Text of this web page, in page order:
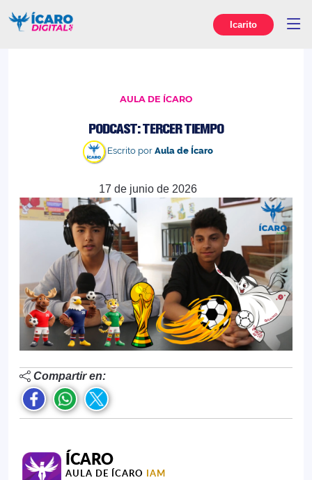
Icarito
AULA DE ÍCARO
PODCAST: TERCER TIEMPO
Escrito por Aula de Ícaro
17 de junio de 2026
Compartir en:
ÍCARO
AULA DE ÍCARO IAM